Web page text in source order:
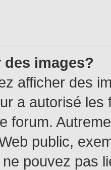
images?
afficher des
a autorisé
forum.
public,
pouvez pas